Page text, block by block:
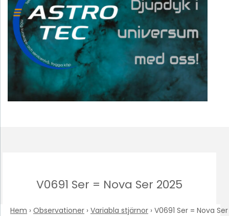
V0691 Ser = Nova Ser 2025
Hem › Observationer › Variabla stjärnor › V0691 Ser = Nova Ser